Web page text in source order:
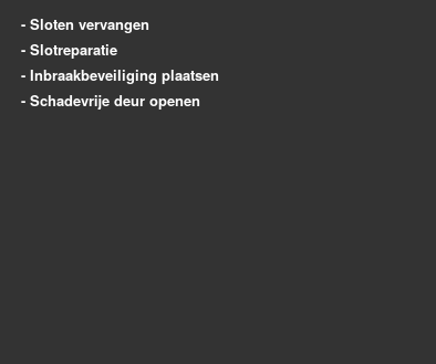
- Sloten vervangen
- Slotreparatie
- Inbraakbeveiliging plaatsen
- Schadevrije deur openen